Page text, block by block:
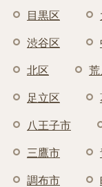
目黒区
渋谷区
北区 荒
足立区
八王子市
三鷹市
調布市